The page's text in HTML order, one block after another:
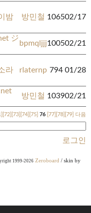
밤
방민철 106502/17
ジ
bpmqljjj100502/21
라
rlaternp 794 01/28
방민철 103902/21
[72] [73] [74] [75] 76 [77] [78] [79] 다음
로그인
1999-2026 Zeroboard / skin by